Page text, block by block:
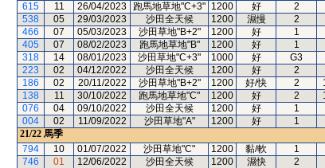
615
11 26/04/2023 跑馬地草地"C+3" 1200 好 2
538
05 29/03/2023 沙田全天候 1200 濕慢 2
466
07 05/03/2023 沙田草地"B+2" 1200 好 1
405
07 08/02/2023 跑馬地草地"B" 1200 好 1
318
14 08/01/2023 沙田草地"C+3" 1000 好 G3
223
02 04/12/2022 沙田全天候 1200 好 2
186
02 20/11/2022 沙田草地"B+2" 1200 好/快 2
138
11 30/10/2022 跑馬地草地"C" 1200 好 2
076
04 09/10/2022 沙田全天候 1200 好 1
004
02 11/09/2022 沙田草地"A" 1200 好 1
21/22 馬季
794
10 01/07/2022 沙田草地"C" 1200 黏/軟 1
746
01 12/06/2022 沙田全天候 1200 濕快 2